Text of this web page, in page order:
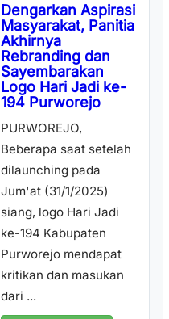
Dengarkan Aspirasi
Masyarakat, Panitia
Akhirnya
Rebranding dan
Sayembarakan
Logo Hari Jadi ke-
194 Purworejo
PURWOREJO,
Beberapa saat setelah
dilaunching pada
Jum'at (31/1/2025)
siang, logo Hari Jadi
ke-194 Kabupaten
Purworejo mendapat
kritikan dan masukan
dari ...